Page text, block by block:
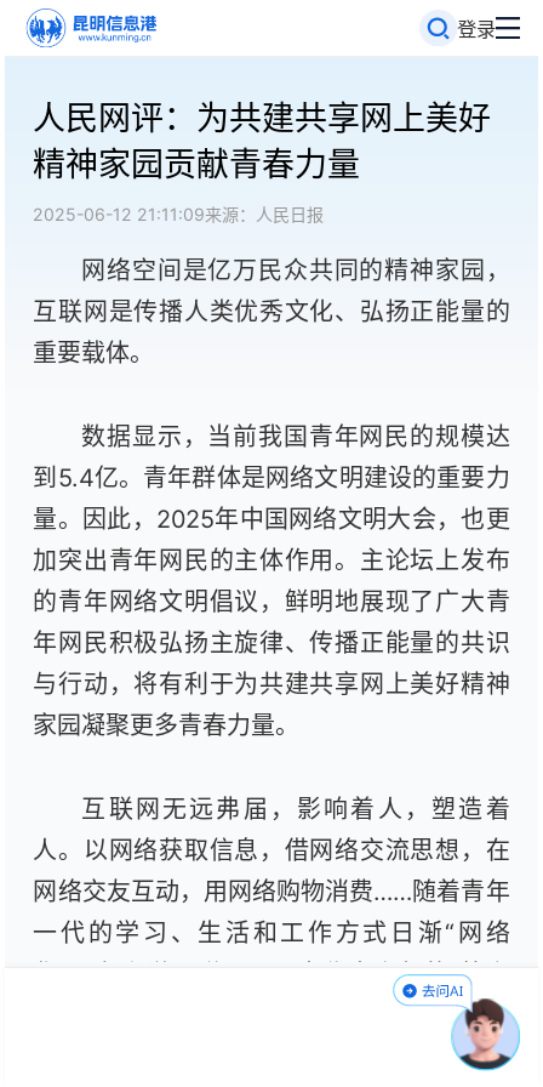
登录
人民网评：为共建共享网上美好
精神家园贡献青春力量
2025-06-12 21:11:09来源：人民日报
网络空间是亿万民众共同的精神家园，
互联网是传播人类优秀文化、弘扬正能量的
重要载体。
数据显示，当前我国青年网民的规模达
到5.4亿。青年群体是网络文明建设的重要力
量。因此，2025年中国网络文明大会，也更
加突出青年网民的主体作用。主论坛上发布
的青年网络文明倡议，鲜明地展现了广大青
年网民积极弘扬主旋律、传播正能量的共识
与行动，将有利于为共建共享网上美好精神
家园凝聚更多青春力量。
互联网无远弗届，影响着人，塑造着
人。以网络获取信息，借网络交流思想，在
网络交友互动，用网络购物消费……随着青年
一代的学习、生活和工作方式日渐“网络
化”，有人说互联网已是当代青少年的“第六
感官”。毫无疑问，互联网深刻塑造了青年，